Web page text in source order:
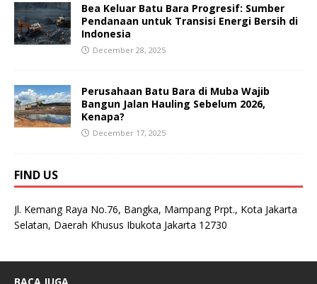
Bea Keluar Batu Bara Progresif: Sumber
Pendanaan untuk Transisi Energi Bersih di
Indonesia
December 28, 2025
Perusahaan Batu Bara di Muba Wajib
Bangun Jalan Hauling Sebelum 2026,
Kenapa?
December 17, 2025
FIND US
Jl. Kemang Raya No.76, Bangka, Mampang Prpt., Kota Jakarta
Selatan, Daerah Khusus Ibukota Jakarta 12730
BACA JUGA